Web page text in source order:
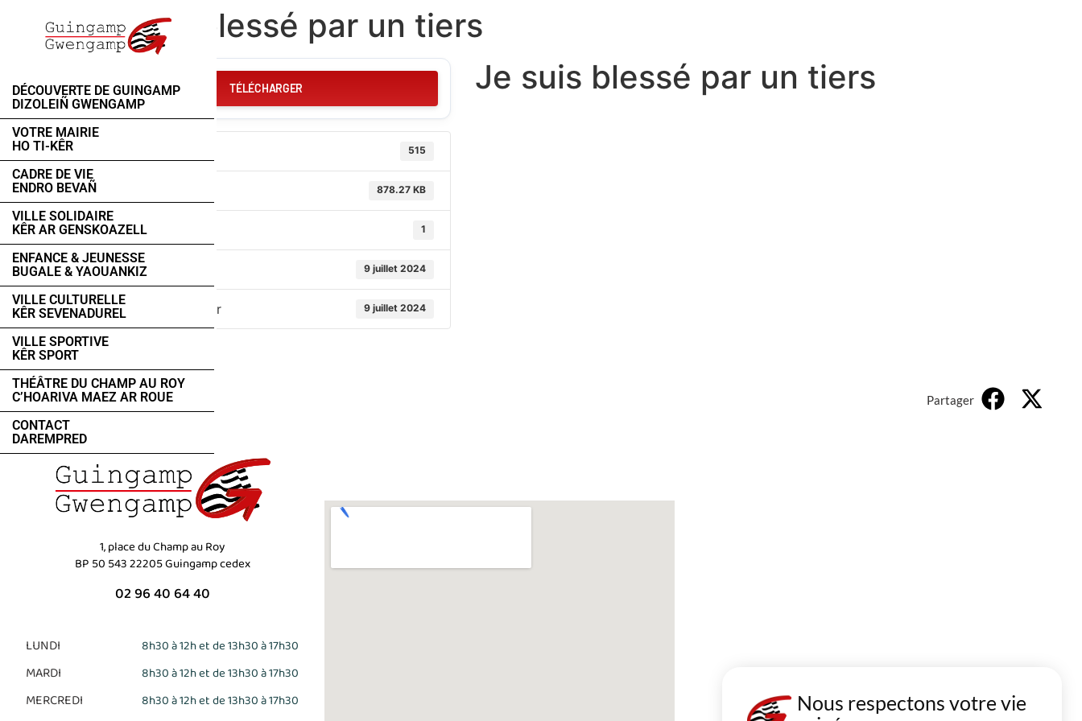
principal
DÉCOUVERTE DE GUINGAMP
DIZOLEIÑ GWENGAMP
VOTRE MAIRIE
HO TI-KÊR
CADRE DE VIE
ENDRO BEVAÑ
VILLE SOLIDAIRE
KÊR AR GENSKOAZELL
ENFANCE & JEUNESSE
BUGALE & YAOUANKIZ
VILLE CULTURELLE
KÊR SEVENADUREL
VILLE SPORTIVE
KÊR SPORT
THÉÂTRE DU CHAMP AU ROY
C’HOARIVA MAEZ AR ROUE
CONTACT
DAREMPRED
Je suis blessé par un tiers
TÉLÉCHARGER
515
878.27 KB
Nombre de fichiers 1
Date de création 9 juillet 2024
Dernière mise à jour 9 juillet 2024
Je suis blessé par un tiers
Partager
1, place du Champ au Roy
BP 50 543 22205 Guingamp cedex
02 96 40 64 40
LUNDI 8h30 à 12h et de 13h30 à 17h30
MARDI 8h30 à 12h et de 13h30 à 17h30
MERCREDI 8h30 à 12h et de 13h30 à 17h30
Nous respectons votre vie